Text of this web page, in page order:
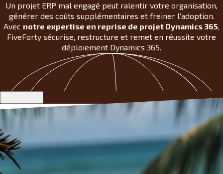
Un projet ERP mal engagé peut ralentir votre organisation,
générer des coûts supplémentaires et freiner l’adoption.
Avec notre expertise en reprise de projet Dynamics 365,
FiveForty sécurise, restructure et remet en réussite votre
déploiement Dynamics 365.